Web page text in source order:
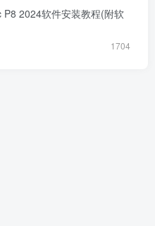
P8 2024软件安装教程(附软
1704